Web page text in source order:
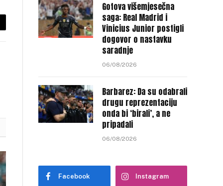
Gotova višemjesečna
saga: Real Madrid i
Vinicius Junior postigli
dogovor o nastavku
saradnje
06/08/2026
Barbarez: Da su odabrali
drugu reprezentaciju
onda bi ‘birali’, a ne
pripadali
06/08/2026
Facebook Instagram